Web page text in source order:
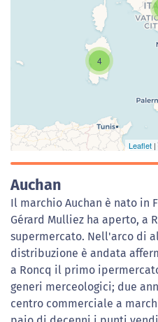
Caricamento
4
Leaflet
Auchan
Il marchio Auchan è nato in
Gérard Mulliez ha aperto, a
supermercato. Nell'arco di
distribuzione è andata
a Roncq il primo
generi merceologici; due
centro commerciale a